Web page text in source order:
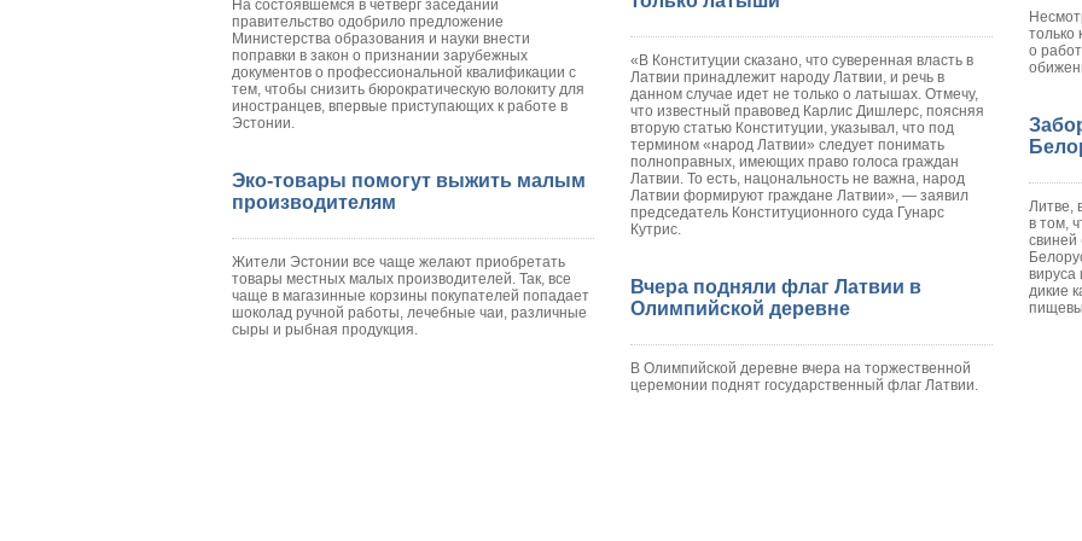
На состоявшемся в четверг заседании
правительство одобрило предложение
Министерства образования и науки внести
поправки в закон о признании зарубежных
документов о профессиональной квалификации с
тем, чтобы снизить бюрократическую волокиту для
иностранцев, впервые приступающих к работе в
Эстонии.
Эко-товары помогут выжить малым
производителям
Жители Эстонии все чаще желают приобретать
товары местных малых производителей. Так, все
чаще в магазинные корзины покупателей попадает
шоколад ручной работы, лечебные чаи, различные
сыры и рыбная продукция.
«В Конституции сказано, что суверенная власть в
Латвии принадлежит народу Латвии, и речь в
данном случае идет не только о латышах. Отмечу,
что известный правовед Карлис Дишлерс, поясняя
вторую статью Конституции, указывал, что под
термином «народ Латвии» следует понимать
полноправных, имеющих право голоса граждан
Латвии. То есть, нацональность не важна, народ
Латвии формируют граждане Латвии», — заявил
председатель Конституционного суда Гунарс
Кутрис.
Вчера подняли флаг Латвии в
Олимпийской деревне
В Олимпийской деревне вчера на торжественной
церемонии поднят государственный флаг Латвии.
только
о
Литве,
в том,
свиней
вируса
дикие